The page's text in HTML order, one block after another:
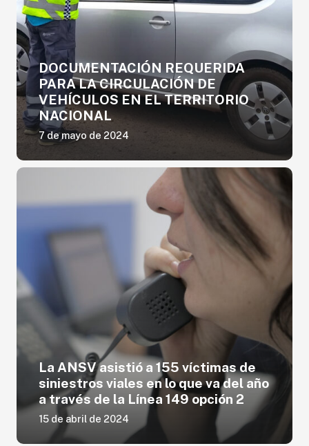
DOCUMENTACIÓN REQUERIDA
PARA LA CIRCULACIÓN DE
VEHÍCULOS EN EL TERRITORIO
NACIONAL
7 de mayo de 2024
La ANSV asistió a 155 víctimas de
siniestros viales en lo que va del año
a través de la Línea 149 opción 2
15 de abril de 2024